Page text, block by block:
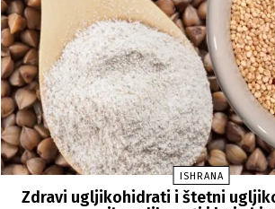
ISHRANA
Zdravi ugljikohidrati i štetni